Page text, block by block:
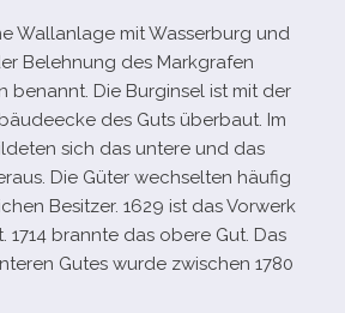
Wallanlage mit Wasserburg und
Belehnung des Markgrafen
benannt. Die Burginsel ist mit der
des Guts über­baut. Im
sich das untere und das
Die Güter wech­sel­ten häu­fig
Besitzer. 1629 ist das Vorwerk
1714 brannte das obere Gut. Das
Gutes wurde zwi­schen 1780